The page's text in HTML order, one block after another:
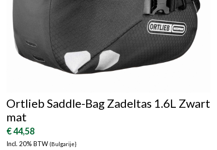
Ortlieb Saddle-Bag Zadeltas 1.6L Zwart
mat
€ 44,58
Incl. 20% BTW (Bulgarije}